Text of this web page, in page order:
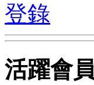
登錄
活躍會員